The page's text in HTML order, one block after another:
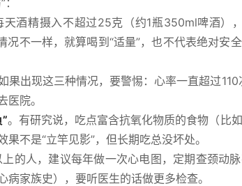
天酒精摄入不超过25克（约1瓶350ml啤酒）
况不一样，就算喝到“适量”，也不代表绝对
果出现这三种情况，要警惕：心率一直超过
院。
。有研究说，吃点富含抗氧化物质的食物（比
不是“立竿见影”，但长期吃总没坏处。
的人，建议每年做一次心电图，定期查颈动
家族史），要听医生的话做更多检查。